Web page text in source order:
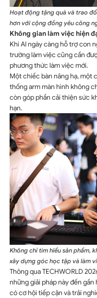
Hoạt động tặng quà và trao
hơn với cộng đồng yêu công
Không gian làm việc hiện
Khi AI ngày càng hỗ trợ con
trường làm việc cũng cần
phương thức làm việc mới.
Một chiếc bàn nâng hạ, một
thống arm màn hình không
còn góp phần cải thiện sức
hạn.
Không chỉ tìm hiểu sản phẩm,
xây dựng góc học tập và làm
Thông qua TECHWORLD
những giải pháp này đến
có cơ hội tiếp cận và trải